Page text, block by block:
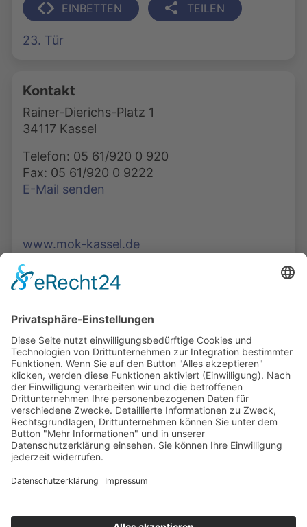
EINBETTEN TEILEN
23. Tür
Kontakt
Rainer-Dierichs-Platz 1
34117 Kassel
Telefon: 05 61/920 0 920
Fax: 05 61/920 0 9222
E-Mail senden
www.mok-kassel.de
Podcasts, Themen und Informationen.
Entdecken Sie unser Forum für Medien, Bildung
und Demokratie - jederzeit und überall
verfügbar.
Mehr erfahren
COOKIE-EINSTELLUNGEN